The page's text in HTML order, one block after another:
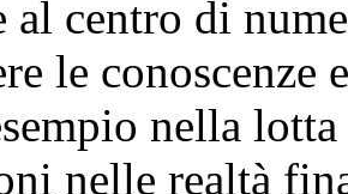
al centro di
le conoscenze
nella
nelle realtà